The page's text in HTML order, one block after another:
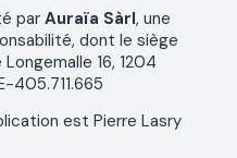
par Auraïa Sàrl, une
dont le siège
16, 1204
405.711.665
est Pierre Lasry